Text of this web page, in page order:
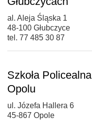
al. Aleja Śląska 1
48-100 Głubczyce
tel. 77 485 30 87
Szkoła
Opolu
ul. Józefa Hallera 6
45-867 Opole